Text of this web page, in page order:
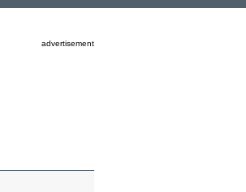
advertisement